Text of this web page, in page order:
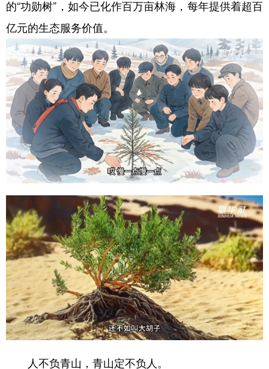
English Español Français عربى
Русский язык 日本語 한국어
Deutsch Português
的“功勋树”，如今已化作百万亩林海，每年提供着超百
亿元的生态服务价值。
人不负青山，青山定不负人。